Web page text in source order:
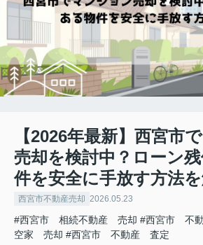
【2026年最新】西宮市
売却を検討中？ローン
件を安全に手放す方法
西宮市不動産売却 2026.05.23
#西宮市 相続不動産 売却 #西宮市 不
空家 売却 #西宮市 不動産 査定